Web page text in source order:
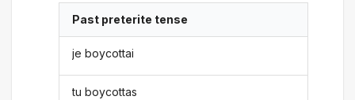
Past preterite tense
je boycottai
tu boycottas